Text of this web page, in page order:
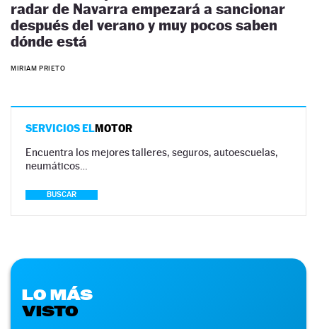
radar de Navarra empezará a sancionar
después del verano y muy pocos saben
dónde está
MIRIAM PRIETO
SERVICIOS ELMOTOR
Encuentra los mejores talleres, seguros, autoescuelas,
neumáticos…
BUSCAR
LO MÁS
VISTO